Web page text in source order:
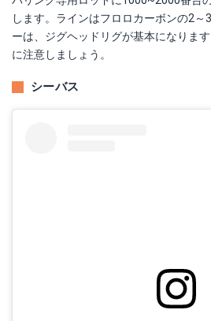
します。ラインはフロロカーボンの2～
ーは、ジグヘッドリグが基本になりま
に注意しましょう。
シーバス